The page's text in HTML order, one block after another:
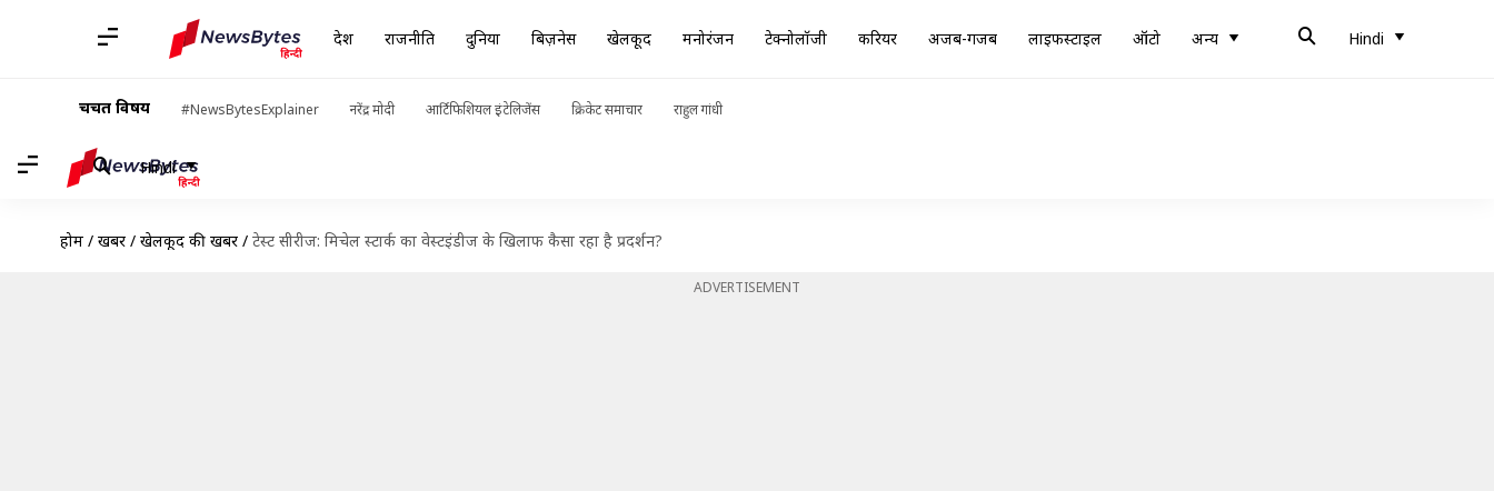
देश राजनीति दुनिया बिज़नेस खेलकूद मनोरंजन टेक्नोलॉजी करियर अजब-गजब लाइफस्टाइल ऑटो अन्य Hindi
चर्चित विषय #NewsBytesExplainer नरेंद्र मोदी आर्टिफिशियल इंटेलिजेंस क्रिकेट समाचार राहुल गांधी
Hindi
होम / खबरें / खेलकूद की खबरें / टेस्ट सीरीज: मिचेल स्टार्क का वेस्टइंडीज के खिलाफ कैसा रहा है प्रदर्शन?
ADVERTISEMENT